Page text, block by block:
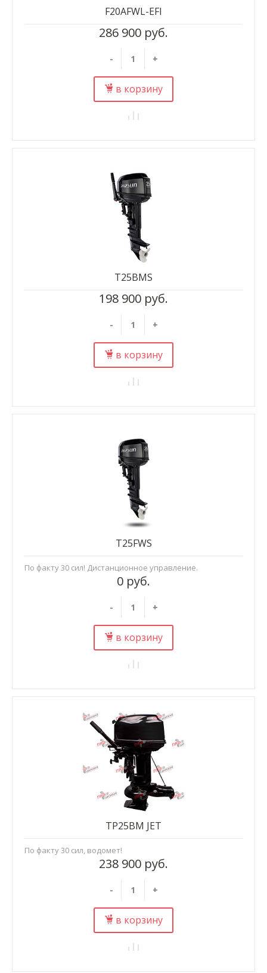
286 900 руб.
- +
в корзину
F20AFWL-EFI
198 900 руб.
- +
в корзину
T25BMS
0 руб.
- +
в корзину
T25FWS
По факту 30 сил! Дистанционное управление.
238 900 руб.
- +
в корзину
TP25BM JET
По факту 30 сил, водомет!